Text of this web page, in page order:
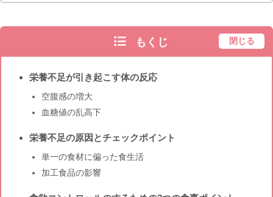
もくじ 閉じる
栄養不足が引き起こす体の反応
空腹感の増大
血糖値の乱高下
栄養不足の原因とチェックポイント
単一の食材に偏った食生活
加工食品の影響